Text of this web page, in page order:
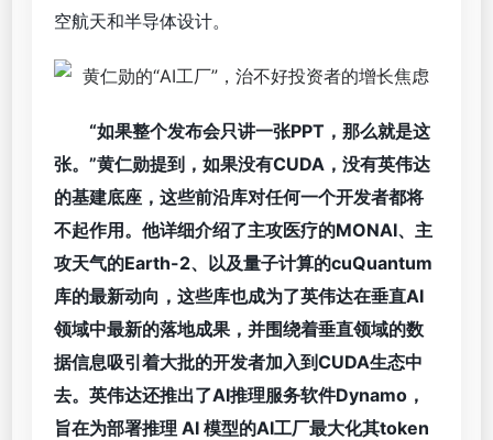
空航天和半导体设计。
“如果整个发布会只讲一张PPT，那么就是这
张。”黄仁勋提到，如果没有CUDA，没有英伟达
的基建底座，这些前沿库对任何一个开发者都将
不起作用。他详细介绍了主攻医疗的MONAI、主
攻天气的Earth-2、以及量子计算的cuQuantum
库的最新动向，这些库也成为了英伟达在垂直AI
领域中最新的落地成果，并围绕着垂直领域的数
据信息吸引着大批的开发者加入到CUDA生态中
去。英伟达还推出了AI推理服务软件Dynamo，
旨在为部署推理 AI 模型的AI工厂最大化其token